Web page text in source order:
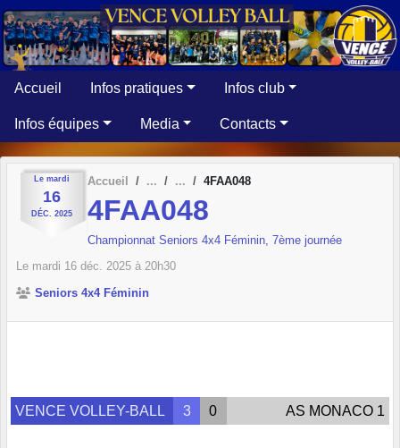
Accueil Infos pratiques Infos club
Infos équipes Media Contacts
Le mardi
16
DÉC. 2025
Accueil 4FAA048
4FAA048
Championnat Seniors 4x4 Féminin, 7ème journée
Le mardi 16 déc. 2025 à 20h30
Seniors 4x4 Féminin
VENCE VOLLEY-BALL 3 0 AS MONACO 1
Panneau de gestion des cookies